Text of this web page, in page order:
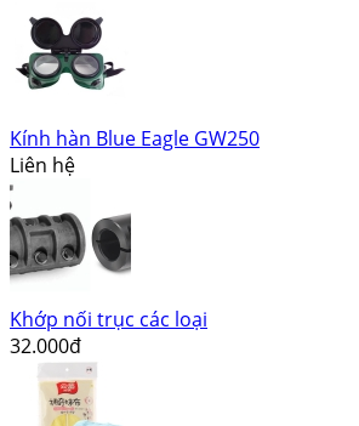
Kính hàn Blue Eagle GW250
Liên hệ
Khớp nối trục các loại
32.000đ